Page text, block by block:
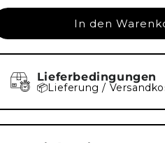
In den
Lieferbedingungen
📦Lieferung /